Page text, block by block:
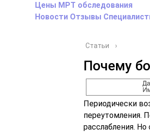
Цены МРТ обследования
Новости Отзывы
Статьи ›
Почему
Периодически
переутомления.
расслабления.